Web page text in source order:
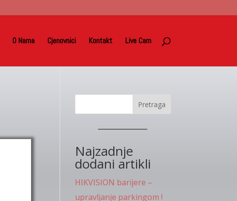
O Nama Cjenovnici Kontakt Live Cam
Pretraga
Najzadnje
dodani artikli
HIKVISION barijere –
upravljanje parkingom !